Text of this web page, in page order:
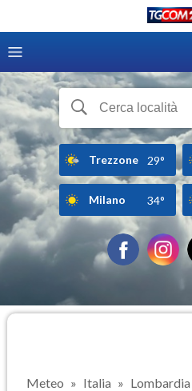
Trezzone 29°
Milano 34°
Meteo Italia Lombardia